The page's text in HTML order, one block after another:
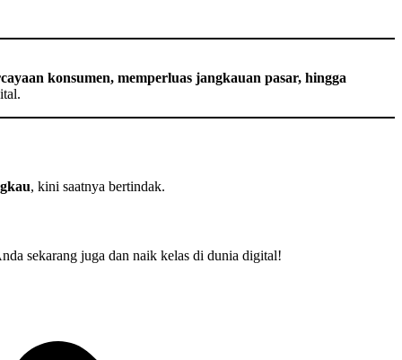
konsumen, memperluas jangkauan pasar, hingga
, kini saatnya bertindak.
sekarang juga dan naik kelas di dunia digital!